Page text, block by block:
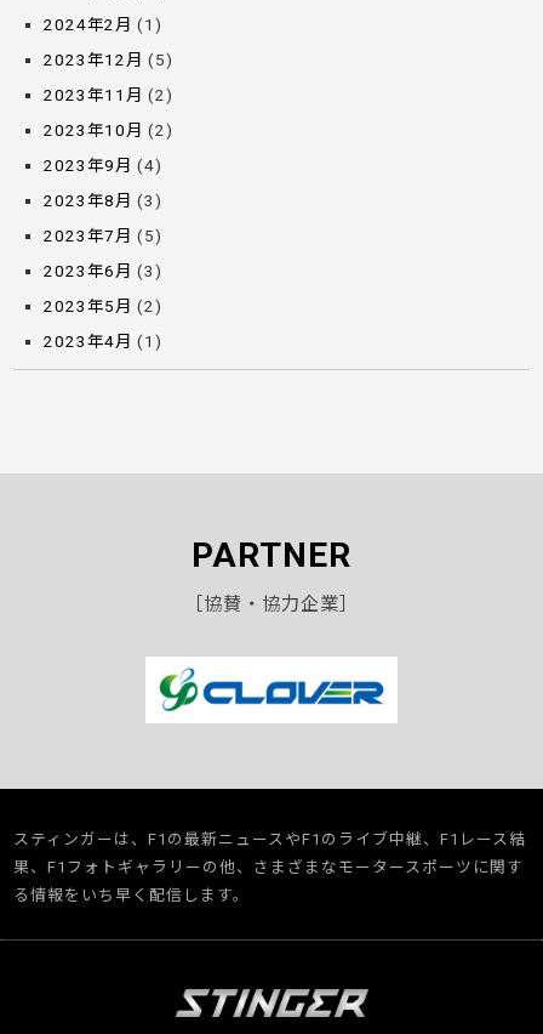
2024年2月 (1)
2023年12月 (5)
2023年11月 (2)
2023年10月 (2)
2023年9月 (4)
2023年8月 (3)
2023年7月 (5)
2023年6月 (3)
2023年5月 (2)
2023年4月 (1)
PARTNER
［協賛・協力企業］
スティンガーは、F1の最新ニュースやF1のライブ中継、F1レース結
果、F1フォトギャラリーの他、さまざまなモータースポーツに関す
る情報をいち早く配信します。